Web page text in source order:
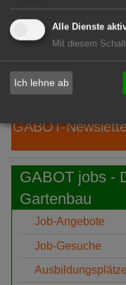
06:19
Ökokiste
Umwege
05:51
IPZ:
Leitung
GABOT-
GABOT jobs -
Gartenbau
Job-Angebote
Job-Gesuche
Ausbildungsplätze
Alle Dienste
Mit diesem
Ich lehne ab